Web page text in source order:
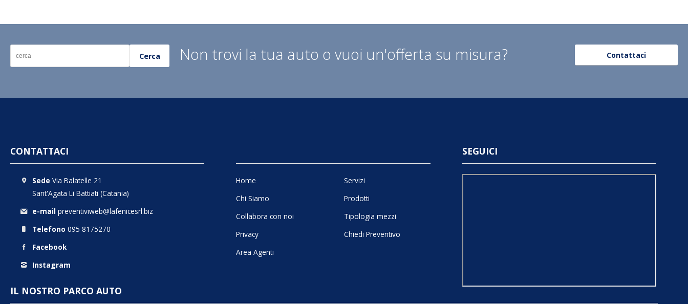
Cerca Non trovi la tua auto o vuoi un'offerta su misura? Contattaci
CONTATTACI
Sede Via Balatelle 21
Sant'Agata Li Battiati (Catania)
e-mail preventiviweb@lafenicesrl.biz
Telefono 095 8175270
Facebook
Instagram
Home
Chi Siamo
Collabora con noi
Privacy
Area Agenti
Servizi
Prodotti
Tipologia mezzi
Chiedi Preventivo
SEGUICI
IL NOSTRO PARCO AUTO